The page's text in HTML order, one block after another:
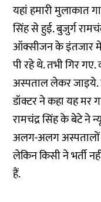
यहां हमारी मुलाकात
सिंह से हुई. बुजुर्ग
ऑक्सीजन के इंतजार में
पी रहे थे. तभी गिर
अस्पताल लेकर
डॉक्टर ने कहा यह मर
रामचंद्र सिंह के बेटे ने
अलग-अलग अस्पतालों
लेकिन किसी ने भर्ती
हैं.